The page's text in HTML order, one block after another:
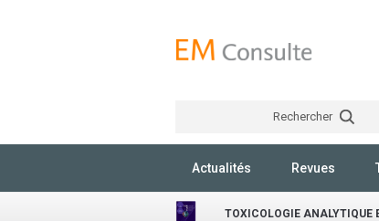
Rechercher
Actualités Revues
TOXICOLOGIE ANALYTIQUE